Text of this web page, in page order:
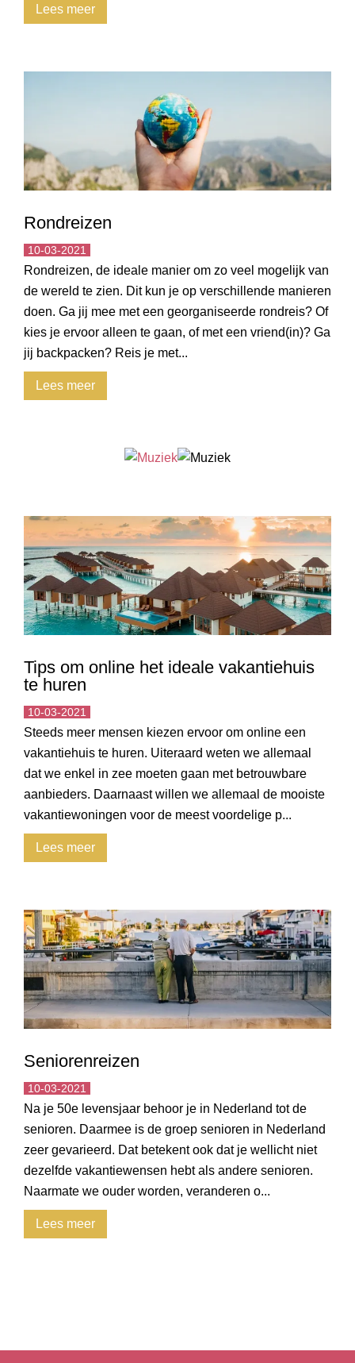
Lees meer
Rondreizen
10-03-2021
Rondreizen, de ideale manier om zo veel mogelijk van
de wereld te zien. Dit kun je op verschillende manieren
doen. Ga jij mee met een georganiseerde rondreis? Of
kies je ervoor alleen te gaan, of met een vriend(in)? Ga
jij backpacken? Reis je met...
Lees meer
Tips om online het ideale vakantiehuis
te huren
10-03-2021
Steeds meer mensen kiezen ervoor om online een
vakantiehuis te huren. Uiteraard weten we allemaal
dat we enkel in zee moeten gaan met betrouwbare
aanbieders. Daarnaast willen we allemaal de mooiste
vakantiewoningen voor de meest voordelige p...
Lees meer
Seniorenreizen
10-03-2021
Na je 50e levensjaar behoor je in Nederland tot de
senioren. Daarmee is de groep senioren in Nederland
zeer gevarieerd. Dat betekent ook dat je wellicht niet
dezelfde vakantiewensen hebt als andere senioren.
Naarmate we ouder worden, veranderen o...
Lees meer